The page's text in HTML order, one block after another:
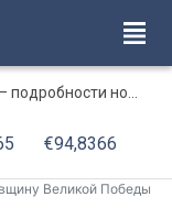
происшествия
€94,8366
Великой Победы